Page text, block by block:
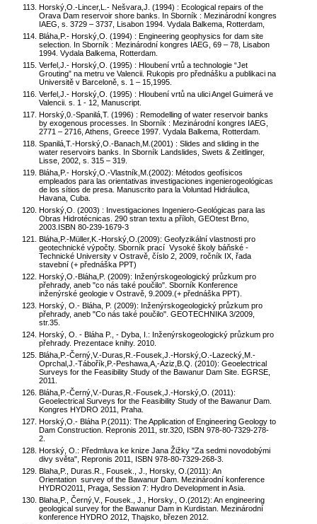
Horský,O.-Lincer,L.- Nešvara,J. (1994) : Ecological repairs of the
Orava Dam reservoir shore banks. In Sborník : Mezinárodní kongres
IAEG, s. 3729 – 3737, Lisabon 1994. Vydala Balkema, Rotterdam,
Bláha,P.- Horský,O. (1994) : Engineering geophysics for dam site
selection. In Sborník : Mezinárodní kongres IAEG, 69 – 78, Lisabon
1994. Vydala Balkema, Rotterdam.
Verfel,J.- Horský,O. (1995) : Hloubení vrtů a technologie “Jet
Grouting” na metru ve Valencii. Rukopis pro přednášku a publikaci na
Universitě v Barceloně, s. 1 – 15,1995.
Verfel,J.- Horský,O. (1995) : Hloubení vrtů na ulici Angel Guimerá ve
Valencii. s. 1 - 12, Manuscript.
Horský,0.-Spanilá,T. (1996) : Remodelling of water reservoir banks
by exogenous processes. In Sborník : Mezinárodní kongres IAEG,
2771 – 2716, Athens, Greece 1997. Vydala Balkema, Rotterdam.
Spanilá,T.-Horský,O.-Banach,M.(2001) : Slides and sliding in the
water reservoirs banks. In Sborník Landslides, Swets & Zeitlinger,
Lisse, 2002, s. 315 – 319.
Bláha,P.- Horský,O.-Vlastník,M.(2002): Métodos geofísicos
empleados para las orientativas investigaciones ingenierogeológicas
de los sítios de presa. Manuscrito para la Voluntad Hidráulica,
Havana, Cuba.
Horský,O. (2003) : Investigaciones Ingeniero-Geológicas para las
Obras Hidrotécnicas. 290 stran textu a příloh, GEOtest Brno,
2003.ISBN 80-239-1679-3
Bláha,P.-Müller,K.-Horský,O.(2009): Geofyzikální vlastnosti pro
geotechnické výpočty. Sborník prací Vysoké školy báňské -
Technické University v Ostravě, číslo 2, 2009, ročník IX, řada
stavební (+ přednáška PPT)
Horský,O.-Bláha,P. (2009): Inženýrskogeologický průzkum pro
přehrady, aneb "co nás také poučilo". Sborník Konference
inženýrské geologie v Ostravě, 9.2009.(+ přednáška PPT).
Horský, O.- Bláha, P. (2009): Inženýrskogeologický průzkum pro
přehrady, aneb "Co nás také poučilo". GEOTECHNIKA 3/2009,
str.35.
Horský, O. - Bláha P., - Dyba, I.: Inženýrskogeologický průzkum pro
přehrady. Prezentace knihy. 2010.
Bláha,P.-Černý,V.-Duras,R.-Fousek,J.-Horský,O.-Lazecký,M.-
Oprchal,J.-Tábořík,P.-Peshawa,A,-Aziz,B.Q. (2010): Geoelectrical
Surveys for the Feasibility Study of the Bawanur Dam Site. EGRSE,
2011.
Bláha,P.-Černý,V.-Duras,R.-Fousek,J.-Horský,O. (2011):
Geoelectrical Surveys for the Feasibility Study of the Bawanur Dam.
Kongres HYDRO 2011, Praha.
Horský,O.- Bláha P.(2011): The Application of Engineering Geology to
Dam Construction. Repronis 2011, str.320, ISBN 978-80-7329-278-
2.
Horský, O.: Předmluva ke knize Jana Žižky "Za sedmi novodobými
divy světa", Repronis 2011, ISBN 978-80-7329-268-3.
Blaha,P., Duras.R., Fousek., J., Horsky, O.(2011): An
Orientation survey of the Bawanur Dam. Mezinárodní konference
HYDRO2011, Praga, Session 7: Hydro Development in Asia.
Blaha,P., Černý,V., Fousek., J., Horsky., O.(2012): An engineering
geological survey for the Bawanur Dam in Kurdistan. Mezinárodní
konference HYDRO 2012, Thajsko, březen 2012.